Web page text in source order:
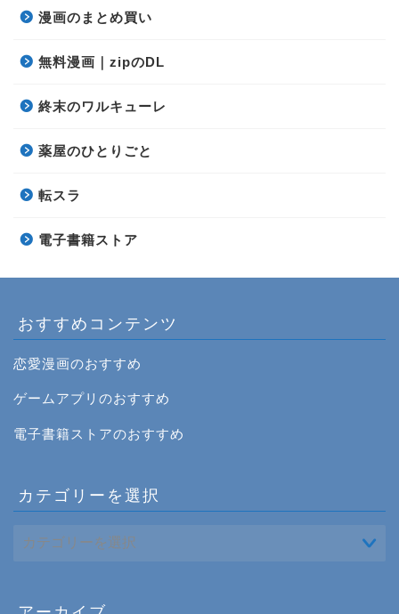
漫画のまとめ買い
無料漫画｜zipのDL
終末のワルキューレ
薬屋のひとりごと
転スラ
電子書籍ストア
おすすめコンテンツ
恋愛漫画のおすすめ
ゲームアプリのおすすめ
電子書籍ストアのおすすめ
カテゴリーを選択